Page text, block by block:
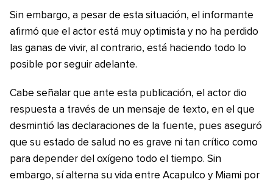
Sin embargo, a pesar de esta situación, el informante
afirmó que el actor está muy optimista y no ha perdido
las ganas de vivir, al contrario, está haciendo todo lo
posible por seguir adelante.
Cabe señalar que ante esta publicación, el actor dio
respuesta a través de un mensaje de texto, en el que
desmintió las declaraciones de la fuente, pues aseguró
que su estado de salud no es grave ni tan crítico como
para depender del oxígeno todo el tiempo. Sin
embargo, sí alterna su vida entre Acapulco y Miami por